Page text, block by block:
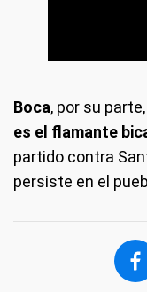
Boca, por su parte,
es el flamante
partido contra
persiste en el